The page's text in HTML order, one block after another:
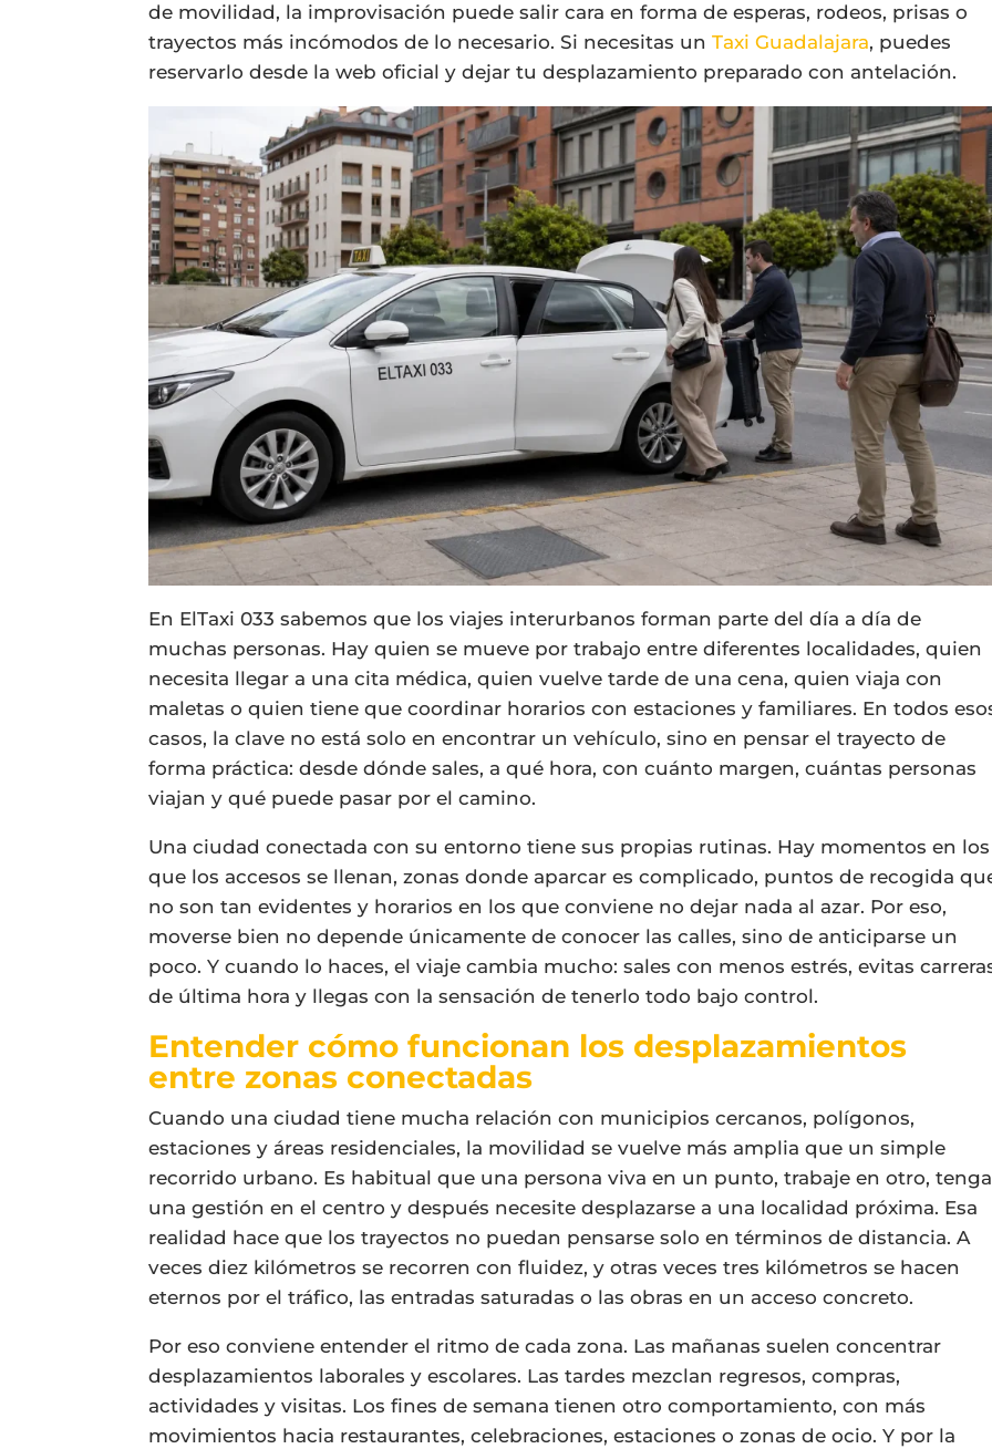
de movilidad, la improvisación puede salir cara en forma de esperas, rodeos, prisas o
trayectos más incómodos de lo necesario. Si necesitas unTaxi Guadalajara, puedes
reservarlo desde la web oficial y dejar tu desplazamiento preparado con antelación.
En ElTaxi 033 sabemos que los viajes interurbanos forman parte del día a día de
muchas personas. Hay quien se mueve por trabajo entre diferentes localidades, quien
necesita llegar a una cita médica, quien vuelve tarde de una cena, quien viaja con
maletas o quien tiene que coordinar horarios con estaciones y familiares. En todos
casos, la clave no está solo en encontrar un vehículo, sino en pensar el trayecto de
forma práctica: desde dónde sales, a qué hora, con cuánto margen, cuántas personas
viajan y qué puede pasar por el camino.
Una ciudad conectada con su entorno tiene sus propias rutinas. Hay momentos en los
que los accesos se llenan, zonas donde aparcar es complicado, puntos de recogida
no son tan evidentes y horarios en los que conviene no dejar nada al azar. Por eso,
moverse bien no depende únicamente de conocer las calles, sino de anticiparse un
poco. Y cuando lo haces, el viaje cambia mucho: sales con menos estrés, evitas
de última hora y llegas con la sensación de tenerlo todo bajo control.
Entender cómo funcionan los desplazamientos
entre zonas conectadas
Cuando una ciudad tiene mucha relación con municipios cercanos, polígonos,
estaciones y áreas residenciales, la movilidad se vuelve más amplia que un simple
recorrido urbano. Es habitual que una persona viva en un punto, trabaje en otro, tenga
una gestión en el centro y después necesite desplazarse a una localidad próxima. Esa
realidad hace que los trayectos no puedan pensarse solo en términos de distancia. A
veces diez kilómetros se recorren con fluidez, y otras veces tres kilómetros se hacen
eternos por el tráfico, las entradas saturadas o las obras en un acceso concreto.
Por eso conviene entender el ritmo de cada zona. Las mañanas suelen concentrar
desplazamientos laborales y escolares. Las tardes mezclan regresos, compras,
actividades y visitas. Los fines de semana tienen otro comportamiento, con más
movimientos hacia restaurantes, celebraciones, estaciones o zonas de ocio. Y por la